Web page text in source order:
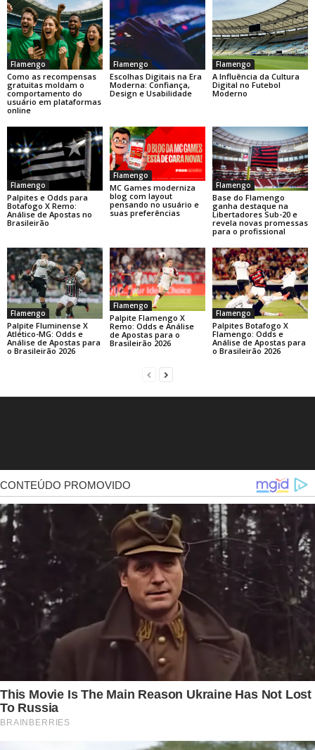
Flamengo
Como as recompensas
gratuitas moldam o
comportamento do
usuário em plataformas
online
Flamengo
Escolhas Digitais na Era
Moderna: Confiança,
Design e Usabilidade
Flamengo
A Influência da Cultura
Digital no Futebol
Moderno
Flamengo
Palpites e Odds para
Botafogo X Remo:
Análise de Apostas no
Brasileirão
Flamengo
MC Games moderniza
blog com layout
pensando no usuário e
suas preferências
Flamengo
Base do Flamengo
ganha destaque na
Libertadores Sub-20 e
revela novas promessas
para o profissional
Flamengo
Palpite Fluminense X
Atlético-MG: Odds e
Análise de Apostas para
o Brasileirão 2026
Flamengo
Palpite Flamengo X
Remo: Odds e Análise
de Apostas para o
Brasileirão 2026
Flamengo
Palpites Botafogo X
Flamengo: Odds e
Análise de Apostas para
o Brasileirão 2026